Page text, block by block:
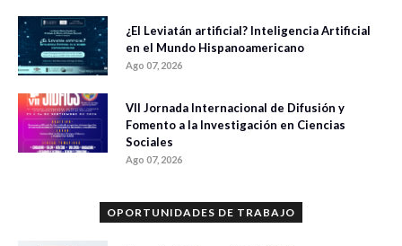
¿El Leviatán artificial? Inteligencia Artificial
en el Mundo Hispanoamericano
Ago 07, 2026
VII Jornada Internacional de Difusión y
Fomento a la Investigación en Ciencias
Sociales
Ago 07, 2026
OPORTUNIDADES DE TRABAJO